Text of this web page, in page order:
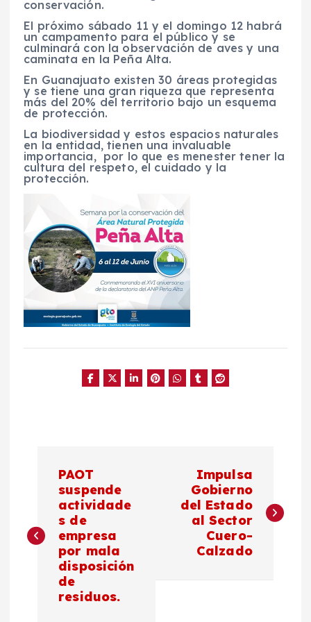
conservación.
El próximo sábado 11 y el domingo 12 habrá
un campamento para el público y se
culminará con la observación de aves y una
caminata en la Peña Alta.
En Guanajuato existen 30 áreas protegidas
y se tiene una gran riqueza que representa
más del 20% del territorio bajo un esquema
de protección.
La biodiversidad y estos espacios naturales
en la entidad, tienen una invaluable
importancia, por lo que es menester tener la
cultura del respeto, el cuidado y la
protección.
v
PAOT
suspende
actividade
s de
empresa
por mala
disposición
de
residuos.
Impulsa
Gobierno
del Estado
al Sector
Cuero-
Calzado